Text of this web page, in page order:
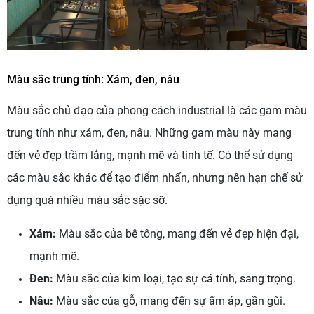
Màu sắc trung tính: Xám, đen, nâu
Màu sắc chủ đạo của phong cách industrial là các gam màu
trung tính như xám, đen, nâu. Những gam màu này mang
đến vẻ đẹp trầm lắng, mạnh mẽ và tinh tế. Có thể sử dụng
các màu sắc khác để tạo điểm nhấn, nhưng nên hạn chế sử
dụng quá nhiều màu sắc sặc sỡ.
Xám: Màu sắc của bê tông, mang đến vẻ đẹp hiện đại,
mạnh mẽ.
Đen: Màu sắc của kim loại, tạo sự cá tính, sang trọng.
Nâu: Màu sắc của gỗ, mang đến sự ấm áp, gần gũi.